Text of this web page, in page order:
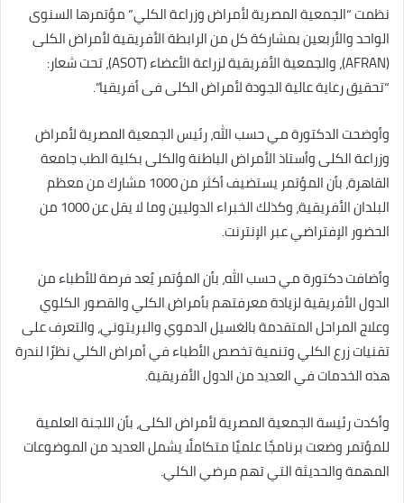
نظمت “الجمعية المصرية لأمراض وزراعة الكلي” مؤتمرها السنوى
الواحد والأربعين بمشاركة كل من الرابطة الأفريقية لأمراض الكلى
(AFRAN)، والجمعية الأفريقية لزراعة الأعضاء (ASOT)، تحت شعار:
“تحقيق رعاية عالية الجودة لأمراض الكلى فى أفريقيا”.
وأوضحت الدكتورة مي حسب الله، رئيس الجمعية المصرية لأمراض
وزراعة الكلى وأستاذ الأمراض الباطنة والكلى بكلية الطب جامعة
القاهرة، بأن المؤتمر يستضيف أكثر من 1000 مشارك من معظم
البلدان الأفريقية، وكذلك الخبراء الدوليين وما لا يقل عن 1000 من
الحضور الإفتراضي عبر الإنترنت.
وأضافت دكتورة مي حسب الله، بأن المؤتمر يُعد فرصة للأطباء من
الدول الأفريقية لزيادة معرفتهم بأمراض الكلي والقصور الكلوي
وعلاج المراحل المتقدمة بالغسيل الدموي والبريتوني، والتعرف على
تقنيات زرع الكلي وتنمية تخصص الأطباء في أمراض الكلي نظرًا لندرة
هذه الخدمات في العديد من الدول الأفريقية.
وأكدت رئيسة الجمعية المصرية لأمراض الكلى، بأن اللجنة العلمية
للمؤتمر وضعت برنامجًا علميًا متكاملًا يشمل العديد من الموضوعات
المهمة والحديثة التي تهم مرضي الكلي.